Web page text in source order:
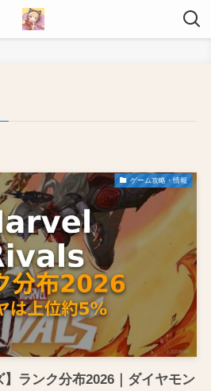
ゲーム攻略・情報
】ランク分布2026｜ダイヤモン